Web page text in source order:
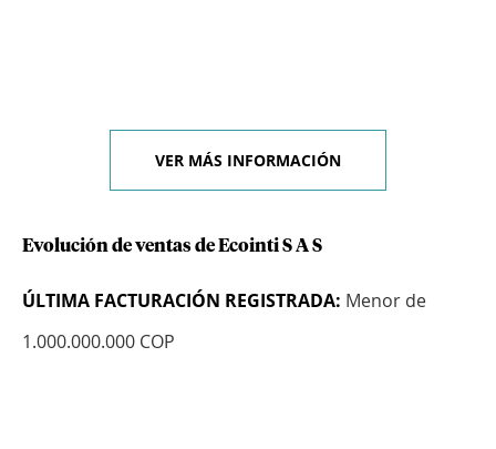
VER MÁS INFORMACIÓN
Evolución de ventas de Ecointi S A S
ÚLTIMA FACTURACIÓN REGISTRADA: Menor de
1.000.000.000 COP